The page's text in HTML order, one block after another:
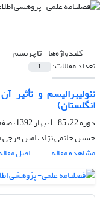
کلیدواژه‌ها =تاچریسم
تعداد مقالات: 1
نئولیبرالیسم و
انگلستان)
دوره 22، 85-1، بهار 1392، صفحه
حسین حاتمی نژاد، امین فرجی
مشاهده مقاله
اصل